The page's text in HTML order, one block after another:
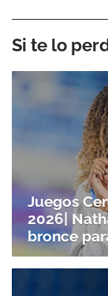
Si te lo
Juegos
2026|
bronce